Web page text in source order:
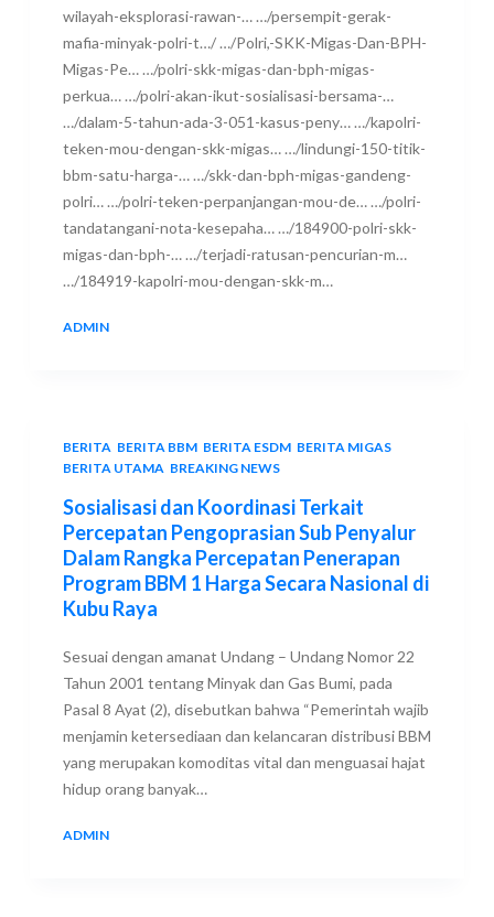
wilayah-eksplorasi-rawan-… …/persempit-gerak-
mafia-minyak-polri-t…/ …/Polri,-SKK-Migas-Dan-BPH-
Migas-Pe… …/polri-skk-migas-dan-bph-migas-
perkua… …/polri-akan-ikut-sosialisasi-bersama-…
…/dalam-5-tahun-ada-3-051-kasus-peny… …/kapolri-
teken-mou-dengan-skk-migas… …/lindungi-150-titik-
bbm-satu-harga-… …/skk-dan-bph-migas-gandeng-
polri… …/polri-teken-perpanjangan-mou-de… …/polri-
tandatangani-nota-kesepaha… …/184900-polri-skk-
migas-dan-bph-… …/terjadi-ratusan-pencurian-m…
…/184919-kapolri-mou-dengan-skk-m…
ADMIN
BERITA BERITA BBM, BERITA ESDM, BERITA MIGAS,
BERITA UTAMA BREAKING NEWS
Sosialisasi dan Koordinasi Terkait
Percepatan Pengoprasian Sub Penyalur
Dalam Rangka Percepatan Penerapan
Program BBM 1 Harga Secara Nasional di
Kubu Raya
Sesuai dengan amanat Undang – Undang Nomor 22
Tahun 2001 tentang Minyak dan Gas Bumi, pada
Pasal 8 Ayat (2), disebutkan bahwa “Pemerintah wajib
menjamin ketersediaan dan kelancaran distribusi BBM
yang merupakan komoditas vital dan menguasai hajat
hidup orang banyak…
ADMIN